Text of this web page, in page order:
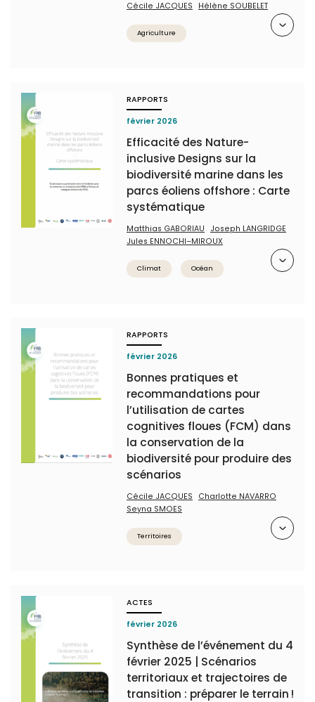
Cécile JACQUES Hélène SOUBELET
Agriculture
RAPPORTS
février 2026
Efficacité des Nature-
inclusive Designs sur la
biodiversité marine dans les
parcs éoliens offshore : Carte
systématique
Matthias GABORIAU
Joseph LANGRIDGE
Jules ENNOCHI–MIROUX
Climat Océan
RAPPORTS
février 2026
Bonnes pratiques et
recommandations pour
l’utilisation de cartes
cognitives floues (FCM) dans
la conservation de la
biodiversité pour produire des
scénarios
Cécile JACQUES
Charlotte NAVARRO
Seyna SMOES
Territoires
ACTES
février 2026
Synthèse de l’événement du 4
février 2025 | Scénarios
territoriaux et trajectoires de
transition : préparer le terrain !